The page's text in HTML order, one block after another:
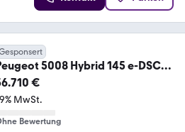
5008 Hybrid 145 e-DSC6
100 kW, 5-türig
€
MwSt.
Bewertung